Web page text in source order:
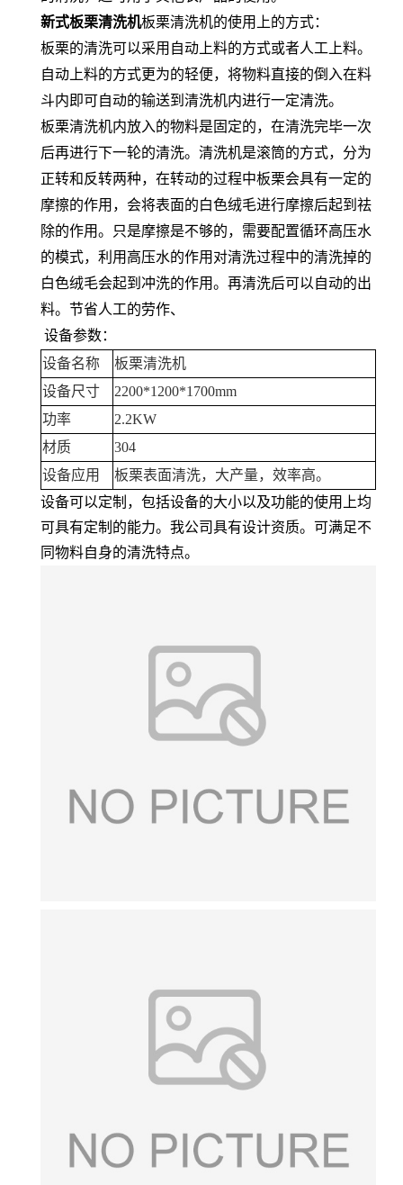
新式板栗清洗机板栗清洗机的使用上的方式：
板栗的清洗可以采用自动上料的方式或者人工上料。
自动上料的方式更为的轻便，将物料直接的倒入在料
斗内即可自动的输送到清洗机内进行一定清洗。
板栗清洗机内放入的物料是固定的，在清洗完毕一次
后再进行下一轮的清洗。清洗机是滚筒的方式，分为
正转和反转两种，在转动的过程中板栗会具有一定的
摩擦的作用，会将表面的白色绒毛进行摩擦后起到祛
除的作用。只是摩擦是不够的，需要配置循环高压水
的模式，利用高压水的作用对清洗过程中的清洗掉的
白色绒毛会起到冲洗的作用。再清洗后可以自动的出
料。节省人工的劳作、
设备参数：
设备名称
板栗清洗机
设备尺寸
2200*1200*1700mm
功率
2.2KW
材质
304
设备应用
板栗表面清洗，大产量，效率高。
设备可以定制，包括设备的大小以及功能的使用上均
可具有定制的能力。我公司具有设计资质。可满足不
同物料自身的清洗特点。